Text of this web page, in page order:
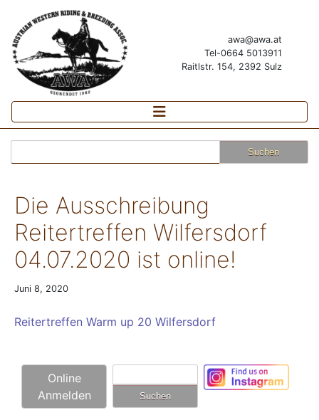
awa@awa.at
Tel-0664 5013911
Raitlstr. 154, 2392 Sulz
nach:
Die Ausschreibung
Reitertreffen Wilfersdorf
04.07.2020 ist online!
Juni 8, 2020
Reitertreffen Warm up 20 Wilfersdorf
Online
Anmelden
nach: